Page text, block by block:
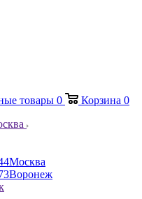
товары 0 Корзина 0
Москва
Воронеж